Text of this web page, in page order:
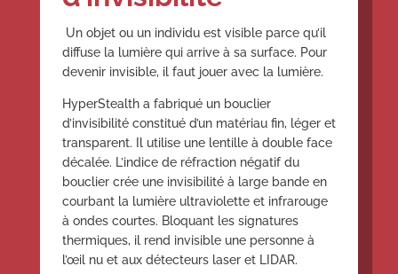
Un objet ou un individu est visible parce qu’il
diffuse la lumière qui arrive à sa surface. Pour
devenir invisible, il faut jouer avec la lumière.
HyperStealth a fabriqué un bouclier
d’invisibilité constitué d’un matériau fin, léger et
transparent. Il utilise une lentille à double face
décalée. L’indice de réfraction négatif du
bouclier crée une invisibilité à large bande en
courbant la lumière ultraviolette et infrarouge
à ondes courtes. Bloquant les signatures
thermiques, il rend invisible une personne à
l’œil nu et aux détecteurs laser et LIDAR.